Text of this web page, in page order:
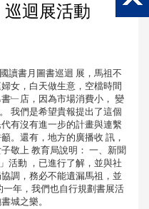
迴展活動
讀書月圖書巡迴 展，馬祖不
女，白天做生意，空檔時間
﹂店，因為市場消費小， 變
我們是希望貴報提出了這個
有沒有進一步的計畫與連繫
。還有，地方的廣播收 訊，
敬上 教育局說明： 一、新聞
活動 ，已進行了解，並與社
調，務必不能遺漏馬祖，並
年，我們也自行規劃書展活
城之樂。